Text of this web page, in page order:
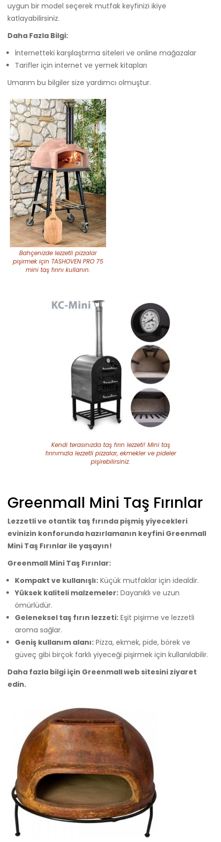
uygun bir model seçerek mutfak keyfinizi ikiye
katlayabilirsiniz.
Daha Fazla Bilgi:
İnternetteki karşılaştırma siteleri ve online mağazalar
Tarifler için internet ve yemek kitapları
Umarım bu bilgiler size yardımcı olmuştur.
Bahçenizde lezzetli pizzalar
pişirmek için TASHOVEN PRO 75
mini taş fırını kullanın.
Kendi terasınızda taş fırın lezzeti! Mini taş
fırınımızla lezzetli pizzalar, ekmekler ve pideler
pişirebilirsiniz.
Greenmall Mini Taş Fırınlar
Lezzetli ve otantik taş fırında pişmiş yiyecekleri
evinizin konforunda hazırlamanın keyfini Greenmall
Mini Taş Fırınlar ile yaşayın!
Greenmall Mini Taş Fırınlar:
Kompakt ve kullanışlı: Küçük mutfaklar için idealdir.
Yüksek kaliteli malzemeler: Dayanıklı ve uzun
ömürlüdür.
Geleneksel taş fırın lezzeti: Eşit pişirme ve lezzetli
aroma sağlar.
Geniş kullanım alanı: Pizza, ekmek, pide, börek ve
güveç gibi birçok farklı yiyeceği pişirmek için kullanılabilir.
Daha fazla bilgi için Greenmall web sitesini ziyaret
edin.